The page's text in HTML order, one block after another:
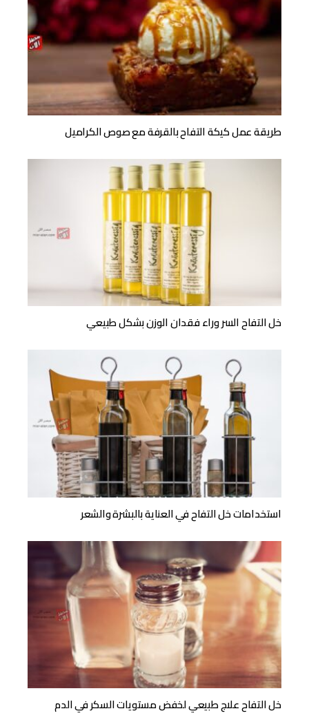
طريقة عمل كيكة التفاح بالقرفة مع صوص الكراميل
خل التفاح السر وراء فقدان الوزن بشكل طبيعي
استخدامات خل التفاح في العناية بالبشرة والشعر
خل التفاح علاج طبيعي لخفض مستويات السكر في الدم